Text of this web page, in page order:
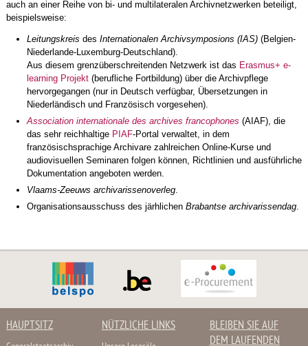
auch an einer Reihe von bi- und multilateralen Archivnetzwerken beteiligt,
beispielsweise:
Leitungskreis des Internationalen Archivsymposions (IAS)(Belgien-
Niederlande-Luxemburg-Deutschland).
Aus diesem grenzüberschreitenden Netzwerk ist das Erasmus+ e-
learning Projekt(berufliche Fortbildung) über die Archivpflege
hervorgegangen (nur in Deutsch verfügbar, Übersetzungen in
Niederländisch und Französisch vorgesehen).
Association internationale des archives francophones (AIAF), die
das sehr reichhaltige PIAF-Portal verwaltet, in dem
französischsprachige Archivare zahlreichen Online-Kurse und
audiovisuellen Seminaren folgen können, Richtlinien und ausführliche
Dokumentation angeboten werden.
Vlaams-Zeeuws archivarissenoverleg.
Organisationsausschuss des järhlichen Brabantse archivarissendag.
HAUPTSITZ NÜTZLICHE LINKS
BLEIBEN SIE AUF
DEM LAUFENDEN